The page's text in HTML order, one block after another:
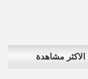
الاكثر مشاهدة